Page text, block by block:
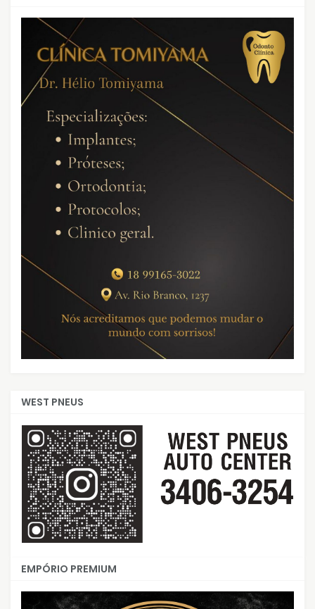
CRIMES QUE ABALARAM O BRASIL
WEST PNEUS
EMPÓRIO PREMIUM